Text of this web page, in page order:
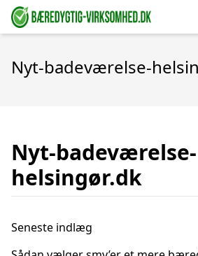
Nyt-badeværelse-
Nyt-badeværelse-
helsingør.dk
Seneste indlæg